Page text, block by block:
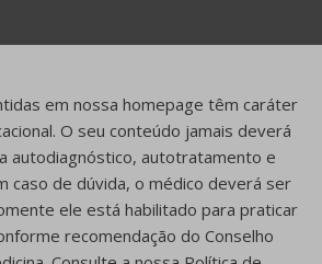
em nossa homepage têm caráter
O seu conteúdo jamais deverá
autodiagnóstico, autotratamento e
caso de dúvida, o médico deverá ser
ele está habilitado para praticar
recomendação do Conselho